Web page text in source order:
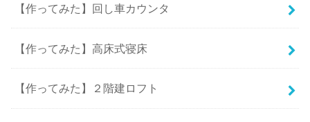
【作ってみた】回し車カウンタ
【作ってみた】高床式寝床
【作ってみた】２階建ロフト